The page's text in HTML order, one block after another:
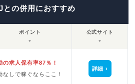
との併用におすすめ
ポイント
▼
公式サイト
▼
の求人保有率87％！
なしで稼ぐならここ！
詳細